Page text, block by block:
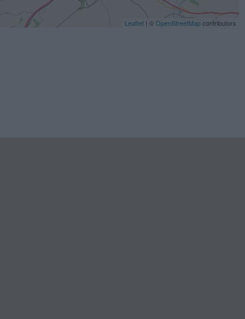
Leaflet | ©OpenStreetMapcontributors